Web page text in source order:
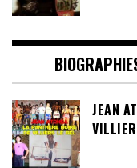
JEAN